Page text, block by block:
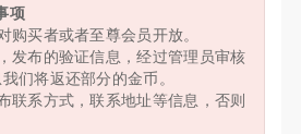
项
购买者或者至尊会员开放。
发布的验证信息，经过管理员审核
们将返还部分的金币。
联系方式，联系地址等信息，否则